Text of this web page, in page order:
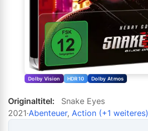
Dolby Vision HDR10 Dolby Atmos
Originaltitel:
Snake Eyes
2021·Abenteuer, Action (+1 weiteres)